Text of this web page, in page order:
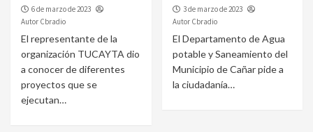
6 de marzo de 2023
Autor Cbradio
El representante de la
organización TUCAYTA dio
a conocer de diferentes
proyectos que se
ejecutan…
3 de marzo de 2023
Autor Cbradio
El Departamento de Agua
potable y Saneamiento del
Municipio de Cañar pide a
la ciudadanía…